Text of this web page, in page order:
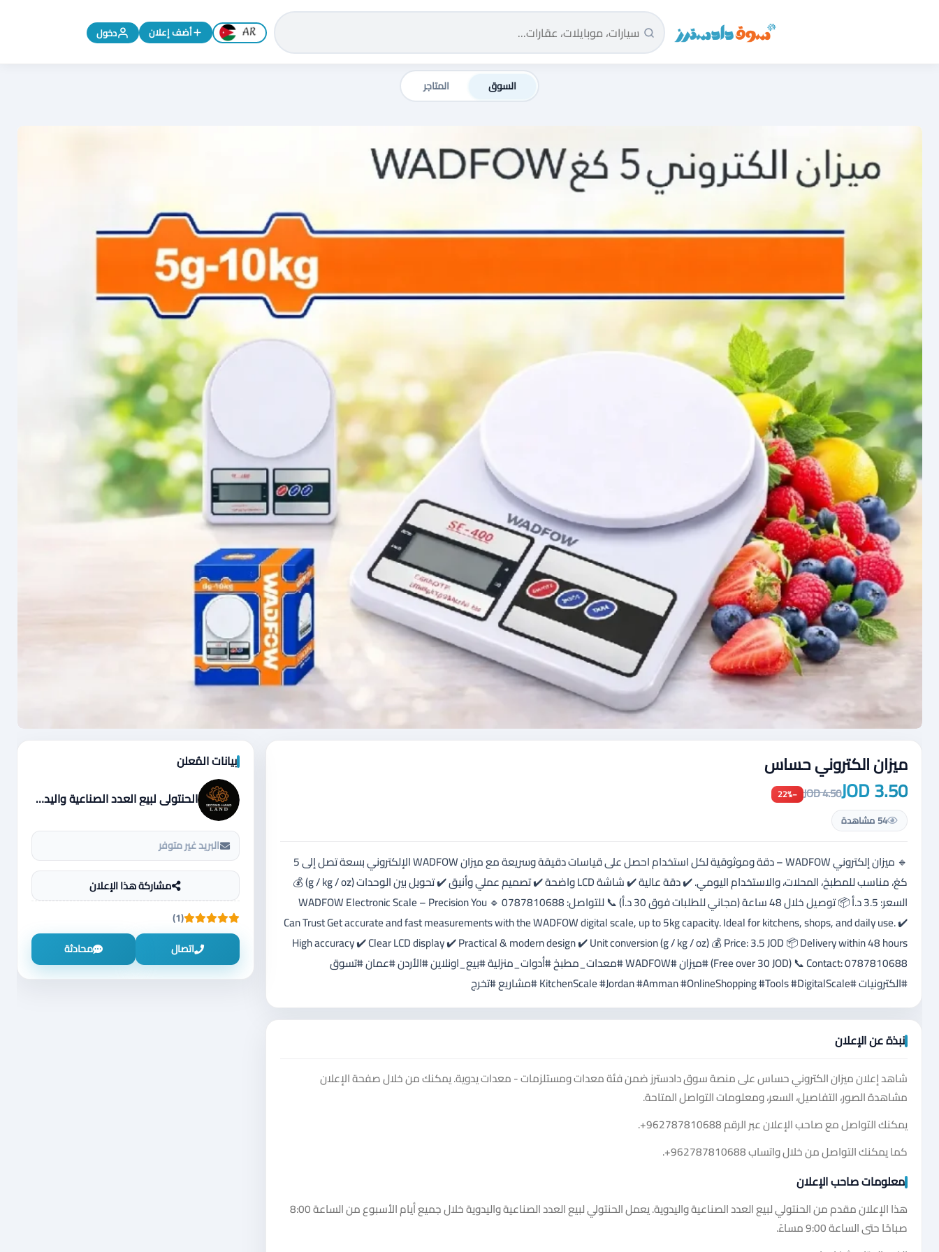
سوق دادسترز الرئيسية تغيير اللغة إلى الإنجليزية
أضف إعلان دخول
السوق المتاجر
ميزان الكتروني حساس
3.50 JOD
4.50 JOD
−22%
54 مشاهدة
🔹 ميزان إلكتروني WADFOW – دقة وموثوقية لكل استخدام احصل على قياسات دقيقة وسريعة مع ميزان WADFOW الإلكتروني بسعة تصل إلى 5
كغ، مناسب للمطبخ، المحلات، والاستخدام اليومي. ✔️ دقة عالية ✔️ شاشة LCD واضحة ✔️ تصميم عملي وأنيق ✔️ تحويل بين الوحدات (g / kg / oz) 💰
السعر: 3.5 د.أ 📦 توصيل خلال 48 ساعة (مجاني للطلبات فوق 30 د.أ) 📞 للتواصل: 0787810688 🔹 WADFOW Electronic Scale – Precision You
Can Trust Get accurate and fast measurements with the WADFOW digital scale, up to 5kg capacity. Ideal for kitchens, shops, and daily use. ✔️
High accuracy ✔️ Clear LCD display ✔️ Practical & modern design ✔️ Unit conversion (g / kg / oz) 💰 Price: 3.5 JOD 📦 Delivery within 48 hours
(Free over 30 JOD) 📞 Contact: 0787810688 #ميزان #WADFOW #معدات_مطبخ #أدوات_منزلية #بيع_اونلاين #الأردن #عمان #تسوق
#الكترونيات #KitchenScale #Jordan #Amman #OnlineShopping #Tools #DigitalScale #مشاريع #تخرج
نبذة عن الإعلان
شاهد إعلان ميزان الكتروني حساس على منصة سوق دادسترز ضمن فئة معدات ومستلزمات - معدات يدوية. يمكنك من خلال صفحة الإعلان
مشاهدة الصور، التفاصيل، السعر، ومعلومات التواصل المتاحة.
يمكنك التواصل مع صاحب الإعلان عبر الرقم+962787810688
.
كما يمكنك التواصل من خلال واتساب+962787810688
.
معلومات صاحب الإعلان
هذا الإعلان مقدم من الحنتولي لبيع العدد الصناعية واليدوية. يعمل الحنتولي لبيع العدد الصناعية واليدوية خلال جميع أيام الأسبوع من الساعة 8:00
صباحًا حتى الساعة 9:00 مساءً.
بيانات المُعلن
الحنتولي لبيع العدد الصناعية واليدوية
البريد غير متوفر
مشاركة هذا الإعلان
(1)
اتصال
محادثة